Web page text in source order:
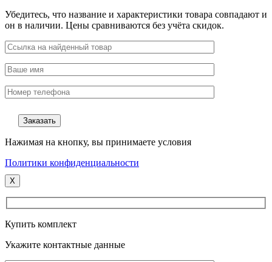
Убедитесь, что название и характеристики товара совпадают и
он в наличии. Цены сравниваются без учёта скидок.
Нажимая на кнопку, вы принимаете условия
Политики конфиденциальности
X
Купить комплект
Укажите контактные данные